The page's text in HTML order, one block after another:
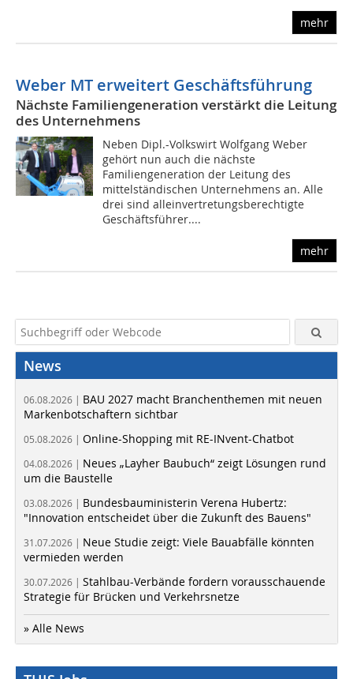
mehr
Weber MT erweitert Geschäftsführung
Nächste Familiengeneration verstärkt die Leitung
des Unternehmens
Neben Dipl.-Volkswirt Wolfgang Weber
gehört nun auch die nächste
Familiengeneration der Leitung des
mittelständischen Unternehmens an. Alle
drei sind alleinvertretungsberechtigte
Geschäftsführer....
mehr
News
06.08.2026 | BAU 2027 macht Branchenthemen mit neuen
Markenbotschaftern sichtbar
05.08.2026 | Online-Shopping mit RE-INvent-Chatbot
04.08.2026 | Neues „Layher Baubuch“ zeigt Lösungen rund
um die Baustelle
03.08.2026 | Bundesbauministerin Verena Hubertz:
"Innovation entscheidet über die Zukunft des Bauens"
31.07.2026 | Neue Studie zeigt: Viele Bauabfälle könnten
vermieden werden
30.07.2026 | Stahlbau-Verbände fordern vorausschauende
Strategie für Brücken und Verkehrsnetze
» Alle News